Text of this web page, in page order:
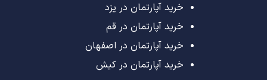
خرید آپارتمان در یزد
خرید آپارتمان در قم
خرید آپارتمان در اصفهان
خرید آپارتمان در کیش